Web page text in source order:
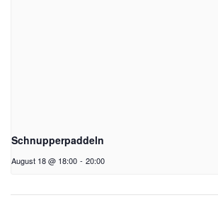
Schnupperpaddeln
August 18 @ 18:00 - 20:00